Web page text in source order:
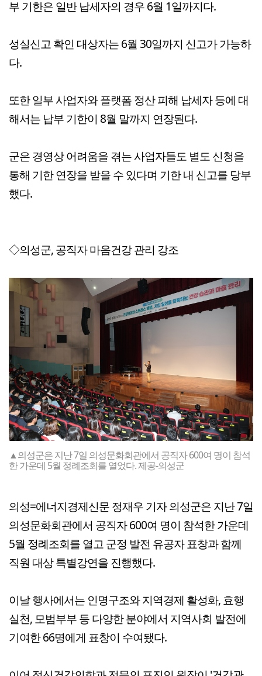
부 기한은 일반 납세자의 경우 6월 1일까지다.
성실신고 확인 대상자는 6월 30일까지 신고가 가능하
다.
또한 일부 사업자와 플랫폼 정산 피해 납세자 등에 대
해서는 납부 기한이 8월 말까지 연장된다.
군은 경영상 어려움을 겪는 사업자들도 별도 신청을
통해 기한 연장을 받을 수 있다며 기한 내 신고를 당부
했다.
◇의성군, 공직자 마음건강 관리 강조
▲의성군은 지난 7일 의성문화회관에서 공직자 600여 명이 참석
한 가운데 5월 정례조회를 열었다. 제공-의성군
의성=에너지경제신문 정재우 기자 의성군은 지난 7일
의성문화회관에서 공직자 600여 명이 참석한 가운데
5월 정례조회를 열고 군정 발전 유공자 표창과 함께
직원 대상 특별강연을 진행했다.
이날 행사에서는 인명구조와 지역경제 활성화, 효행
실천, 모범부부 등 다양한 분야에서 지역사회 발전에
기여한 66명에게 표창이 수여됐다.